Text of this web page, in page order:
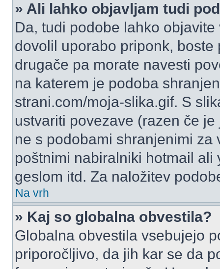
» Ali lahko objavljam tudi
Da, tudi podobe lahko
dovolil uporabo priponk,
drugače pa morate navesti
na katerem je podoba
strani.com/moja-slika.gif. S
ustvariti povezave (razen če
ne s podobami shranjenimi za
poštnimi nabiralniki hotmail
geslom itd. Za naložitev
Na vrh
» Kaj so globalna obvestila?
Globalna obvestila vsebujejo
priporočljivo, da jih kar se da